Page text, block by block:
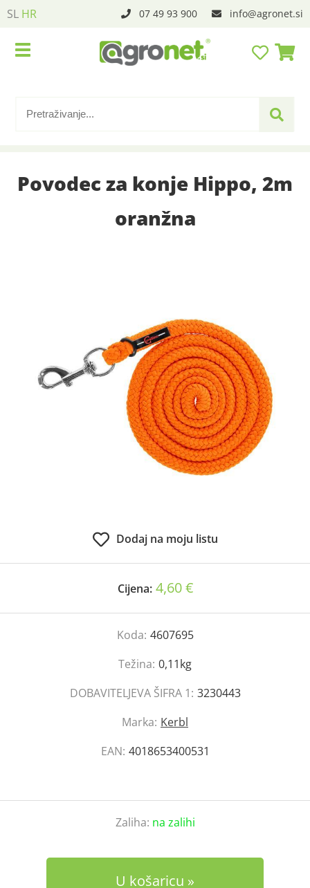
SL HR 07 49 93 900 info agronet.si
Povodec za konje Hippo, 2m
oranžna
Dodaj na moju listu
Cijena: 4,60 €
Koda: 4607695
Težina: 0,11kg
DOBAVITELJEVA ŠIFRA 1: 3230443
Marka: Kerbl
EAN: 4018653400531
Zaliha: na zalihi
U košaricu